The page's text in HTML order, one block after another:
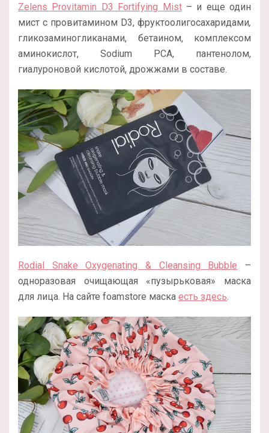
Zelens Provitamin D3 Fortifying Mist– и еще один
мист с провитамином D3, фруктоолигосахаридами,
гликозаминогликанами, бетаином, комплексом
аминокислот, Sodium PCA, пантенолом,
гиалуроновой кислотой, дрожжами в составе.
Rodial Snake Oxygenating & Cleansing Bubble –
одноразовая очищающая «пузырьковая» маска
для лица. На сайте foamstore маска есть здесь.